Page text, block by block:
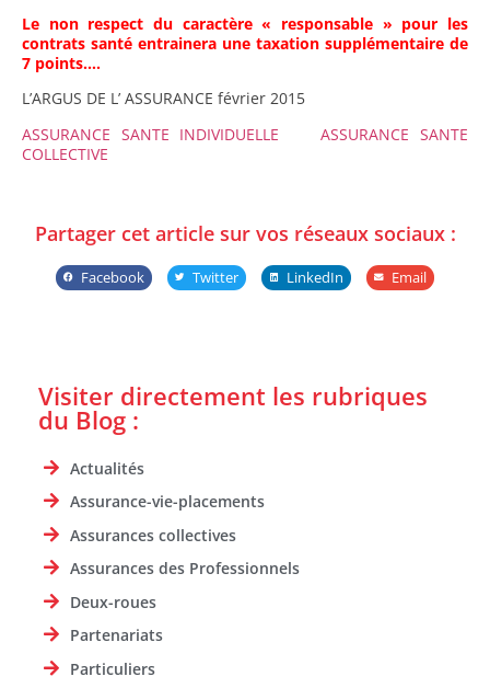
Le non respect du caractère « responsable » pour les
contrats santé entrainera une taxation supplémentaire de
7 points….
L’ARGUS DE L’ ASSURANCE février 2015
ASSURANCE SANTE INDIVIDUELLE
ASSURANCE SANTE
COLLECTIVE
Partager cet article sur vos réseaux sociaux :
Facebook Twitter LinkedIn Email
Visiter directement les rubriques
du Blog :
Actualités
Assurance-vie-placements
Assurances collectives
Assurances des Professionnels
Deux-roues
Partenariats
Particuliers